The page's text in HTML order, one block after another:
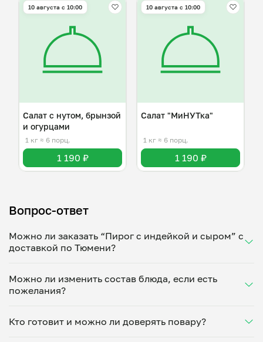
10 августа с 10:00
Салат с нутом, брынзой
и огурцами
1 кг ≈ 6 порц.
1 190 ₽
10 августа с 10:00
Салат "МиНУТка"
1 кг ≈ 6 порц.
1 190 ₽
Вопрос-ответ
Можно ли заказать “Пирог с индейкой и сыром” с
доставкой по Тюмени?
Укажите удобное время — и получите свежее
домашнее блюдо в большой порции прямо с плиты.
минут. Статус заказа отслеживайте в личном
кабинете, а с поваром можно связаться напрямую в
Можно ли изменить состав блюда, если есть
пожелания?
ваши предпочтения: уберет специи, снизит
Кто готовит и можно ли доверять повару?